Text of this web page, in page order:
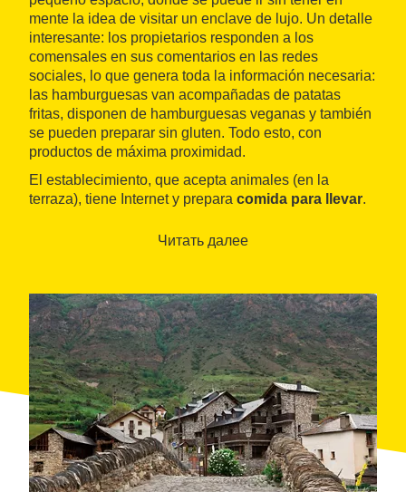
mente la idea de visitar un enclave de lujo. Un detalle
interesante: los propietarios responden a los
comensales en sus comentarios en las redes
sociales, lo que genera toda la información necesaria:
las hamburguesas van acompañadas de patatas
fritas, disponen de hamburguesas veganas y también
se pueden preparar sin gluten. Todo esto, con
productos de máxima proximidad.
El establecimiento, que acepta animales (en la
terraza), tiene Internet y prepara comida para llevar.
pone a disposición de los clientes una
experiencia gastronómica.
Читать далее